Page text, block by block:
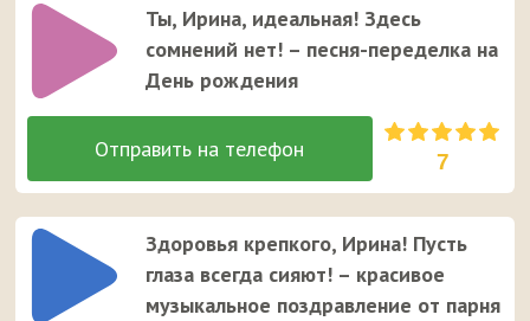
Ты, Ирина, идеальная! Здесь
сомнений нет! – песня-переделка на
День рождения
7
Здоровья крепкого, Ирина! Пусть
глаза всегда сияют! – красивое
музыкальное поздравление от парня